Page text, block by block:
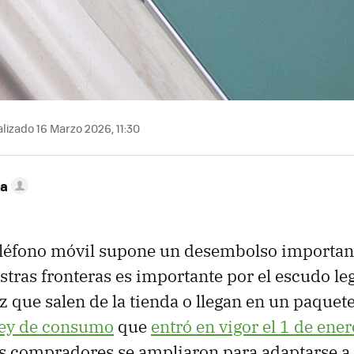
16 Marzo 2026, 11:30
móvil supone un desembolso
fronteras es importante por el escudo
que salen de la tienda o llegan en un
de consumo que entró en vigor el 1 de